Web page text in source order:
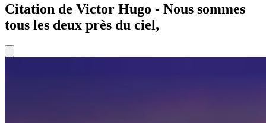
Citation de Victor Hugo - Nous sommes
tous les deux près du ciel,